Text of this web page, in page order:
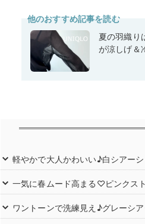
他のおすすめ記事を読む
夏の羽織り
が涼しげ＆
軽やかで大人かわいい♪白シアー
一気に春ムード高まる♡ピンクス
ワントーンで洗練見え♪グレーシ